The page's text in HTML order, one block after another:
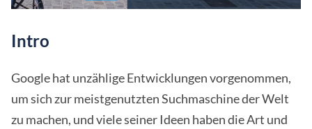
Intro
Google hat unzählige Entwicklungen vorgenommen,
um sich zur meistgenutzten Suchmaschine der Welt
zu machen, und viele seiner Ideen haben die Art und